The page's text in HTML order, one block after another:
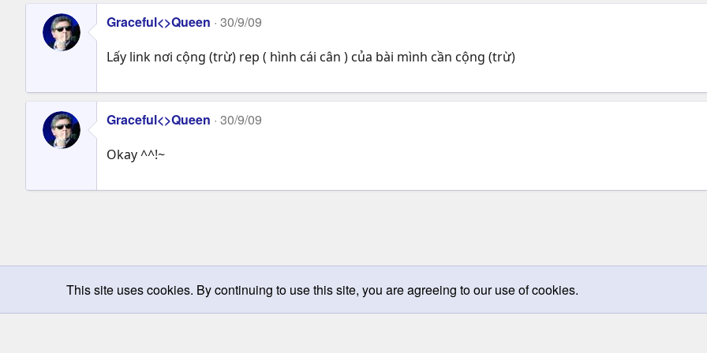
Graceful<>Queen 30/9/09
Lấy link nơi cộng (trừ) rep ( hình cái cân ) của bài mình cần cộng (trừ)
Graceful<>Queen 30/9/09
Okay ^^!~
Chọn giao diện Change width
This site uses cookies. By continuing to use this site, you are agreeing to our use of cookies.